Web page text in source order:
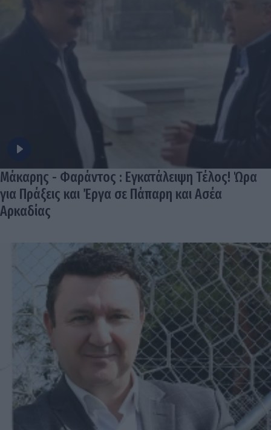
Μάκαρης - Φαράντος : Εγκατάλειψη Τέλος! Ώρα
για Πράξεις και Έργα σε Πάπαρη και Ασέα
Αρκαδίας